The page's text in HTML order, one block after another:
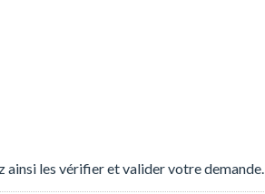
ainsi les vérifier et valider votre demande.